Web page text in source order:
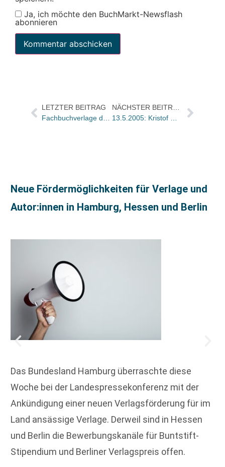
Ja, ich möchte den BuchMarkt-Newsflash
abonnieren
LETZTER BEITRAG
Neue Fördermöglichkeiten für Verlage und
Autor:innen in Hamburg, Hessen und Berlin
Das Bundesland Hamburg überraschte diese
Woche bei der Landespressekonferenz mit der
Ankündigung einer neuen Verlagsförderung für im
Land ansässige Verlage. Derweil sind in Hessen
und Berlin die Bewerbungskanäle für Buntstift-
Stipendium und Berliner Verlagspreis offen.